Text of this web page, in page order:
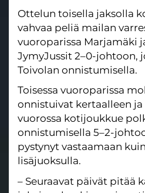
Ottelun toisella jaksolla
vahvaa peliä mailan
vuoroparissa Marjamäki
JymyJussit 2–0-johtoon,
Toivolan onnistumisella.
Toisessa vuoroparissa
onnistuivat kertaalleen ja
vuorossa kotijoukkue
onnistumisella 5–2-
pystynyt vastaamaan
lisäjuoksulla.
– Seuraavat päivät pitää